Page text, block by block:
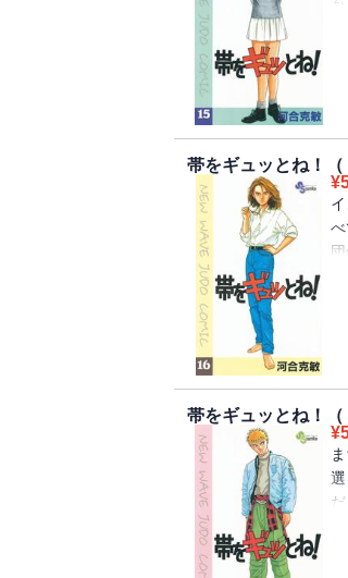
帯をギュッとね！（
¥
帯をギュッとね！（
¥